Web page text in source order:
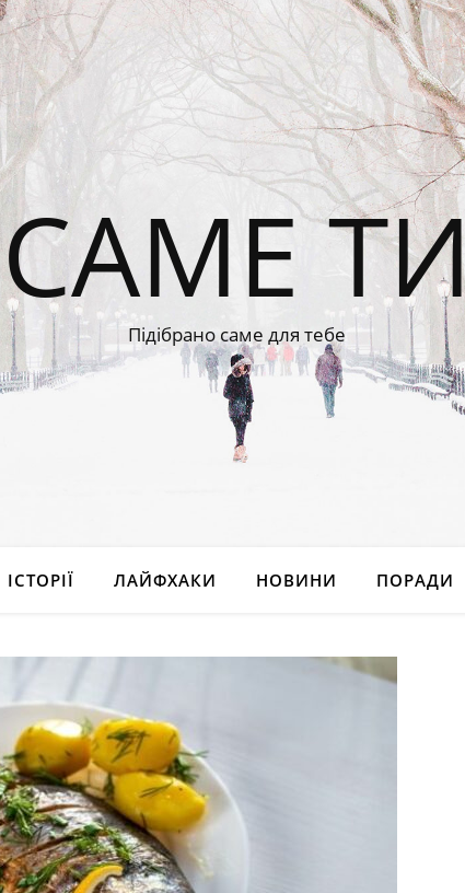
САМЕ
Підібрано саме для тебе
ІСТОРІЇ ЛАЙФХАКИ НОВИНИ ПОРАДИ